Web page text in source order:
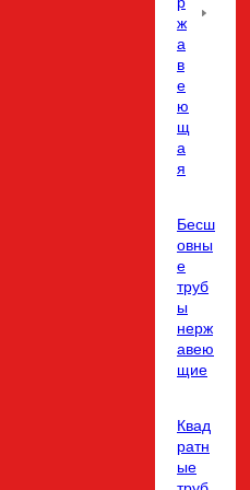
ж
а
в
е
ю
щ
а
я
Бесш
овны
е
труб
ы
нерж
авею
щие
Квад
ратн
ые